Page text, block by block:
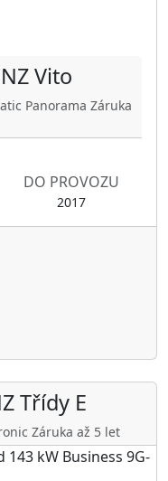
Vito
Panorama Záruka
DO PROVOZU
2017
Třídy E
Záruka až 5 let